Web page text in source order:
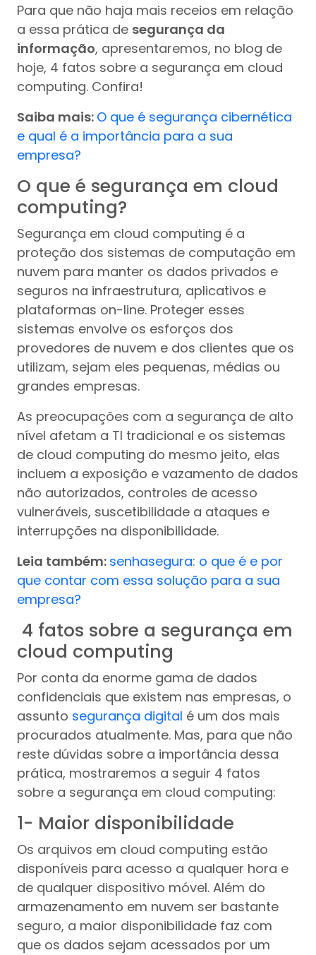
Para que não haja mais receios em relação
a essa prática de segurança da
informação, apresentaremos, no blog de
hoje, 4 fatos sobre a segurança em cloud
computing. Confira!
Saiba mais: O que é segurança cibernética
e qual é a importância para a sua
empresa?
O que é segurança em cloud
computing?
Segurança em cloud computing é a
proteção dos sistemas de computação em
nuvem para manter os dados privados e
seguros na infraestrutura, aplicativos e
plataformas on-line. Proteger esses
sistemas envolve os esforços dos
provedores de nuvem e dos clientes que os
utilizam, sejam eles pequenas, médias ou
grandes empresas.
As preocupações com a segurança de alto
nível afetam a TI tradicional e os sistemas
de cloud computing do mesmo jeito, elas
incluem a exposição e vazamento de dados
não autorizados, controles de acesso
vulneráveis, suscetibilidade a ataques e
interrupções na disponibilidade.
Leia também: senhasegura: o que é e por
que contar com essa solução para a sua
empresa?
4 fatos sobre a segurança em
cloud computing
Por conta da enorme gama de dados
confidenciais que existem nas empresas, o
assunto segurança digital é um dos mais
procurados atualmente. Mas, para que não
reste dúvidas sobre a importância dessa
prática, mostraremos a seguir 4 fatos
sobre a segurança em cloud computing:
1- Maior disponibilidade
Os arquivos em cloud computing estão
disponíveis para acesso a qualquer hora e
de qualquer dispositivo móvel. Além do
armazenamento em nuvem ser bastante
seguro, a maior disponibilidade faz com
que os dados sejam acessados por um